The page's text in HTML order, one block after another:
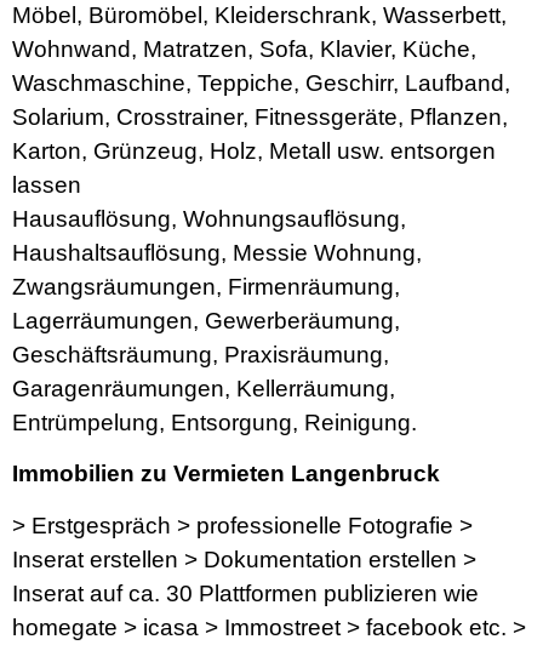
Möbel, Büromöbel, Kleiderschrank, Wasserbett,
Wohnwand, Matratzen, Sofa, Klavier, Küche,
Waschmaschine, Teppiche, Geschirr, Laufband,
Solarium, Crosstrainer, Fitnessgeräte, Pflanzen,
Karton, Grünzeug, Holz, Metall usw. entsorgen
lassen
Hausauflösung, Wohnungsauflösung,
Haushaltsauflösung, Messie Wohnung,
Zwangsräumungen, Firmenräumung,
Lagerräumungen, Gewerberäumung,
Geschäftsräumung, Praxisräumung,
Garagenräumungen, Kellerräumung,
Entrümpelung, Entsorgung, Reinigung.
Immobilien zu Vermieten Langenbruck
> Erstgespräch > professionelle Fotografie >
Inserat erstellen > Dokumentation erstellen >
Inserat auf ca. 30 Plattformen publizieren wie
homegate > icasa > Immostreet > facebook etc. >